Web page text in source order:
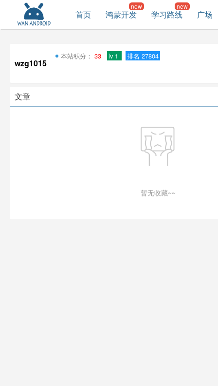
首页 鸿蒙开发 学习路线 广场
wzg1015
本站积分： 33 lv 1 排名 27804
文章
暂无收藏~~